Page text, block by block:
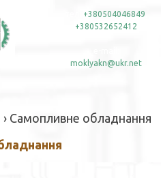
+380504046849
+380532652412
moklyakn@ukr.net
› Самопливне обладнання